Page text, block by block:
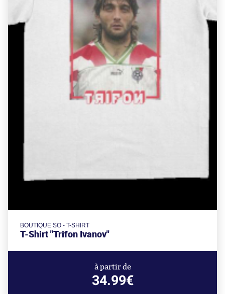
BOUTIQUE SO - T-SHIRT
T-Shirt "Trifon Ivanov"
à partir de
34.99€